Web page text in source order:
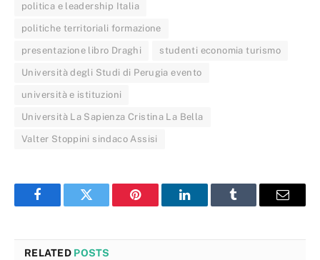
politica e leadership Italia
politiche territoriali formazione
presentazione libro Draghi studenti economia turismo
Università degli Studi di Perugia evento
università e istituzioni
Università La Sapienza Cristina La Bella
Valter Stoppini sindaco Assisi
FacebookTwitter Pinterest LinkedInTumblr Email
RELATED POSTS